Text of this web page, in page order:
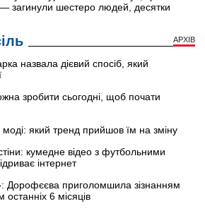
загинули шестеро людей, десятки
АРХІВ
назвала дієвий спосіб, який
зробити сьогодні, щоб почати
моді: який тренд прийшов їм на зміну
кумедне відео з футбольними
інтернет
Дорофєєва приголомшила зізнанням
останніх 6 місяців